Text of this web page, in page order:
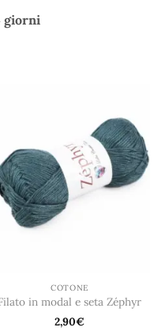
giorni
COTONE
in modal e seta Zéphyr
2,90€